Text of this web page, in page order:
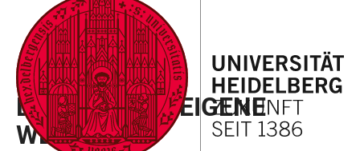
LINKS
ZUR
BARRIEREFREIHEIT
ZUM
HAUPTINHALT
HAUPTNAVIGATION
ÖFFNEN
WEBSEITENSUCHE
ÖFFNEN
RELAUNCH
DER WEG INS EIGENE
WEBKIT